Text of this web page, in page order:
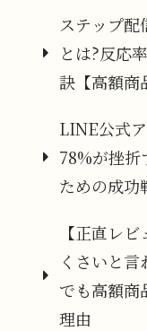
ステップ配
とは?反応
訣【高額商
LINE公式
78%が挫折
ための成功
【正直レ
くさいと
でも高額商
理由